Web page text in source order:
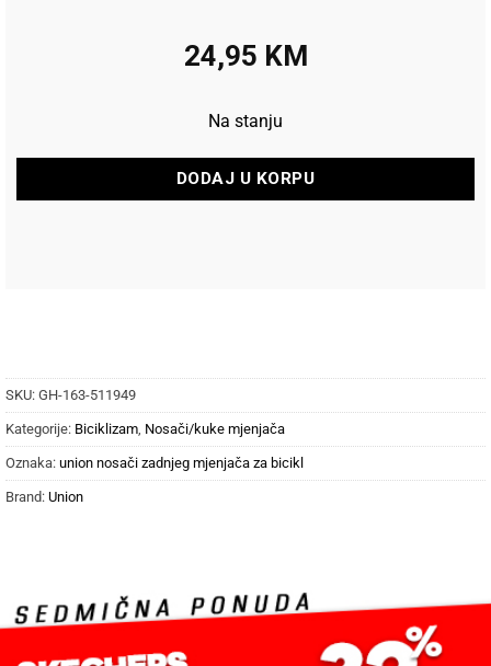
24,95 KM
Na stanju
DODAJ U KORPU
SKU: GH-163-511949
Kategorije: Biciklizam, Nosači/kuke mjenjača
Oznaka: union nosači zadnjeg mjenjača za bicikl
Brand: Union